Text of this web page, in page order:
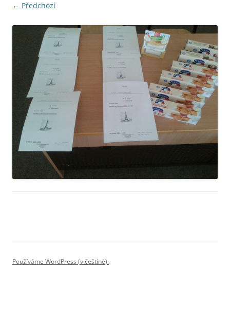
← Předchozí
Používáme WordPress (v češtině).